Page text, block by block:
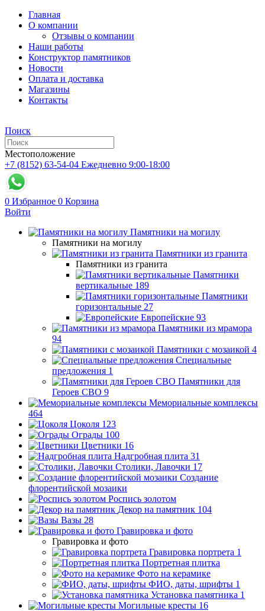
Главная
О компании
Отзывы о компании
Наши работы
Конструктор памятников
Новости
Оплата и доставка
Магазины
Контакты
Поиск
Местоположение
+7 (8152) 63-54-04 Ежедневно 9:00-18:00
0 Избранное 0 Корзина
Войти
Памятники на могилу
Памятники на могилу
Памятники из гранита
Памятники из гранита
Памятники
вертикальные 189
Памятники
горизонтальные 27
Европейские 93
Памятники из мрамора
94
Памятники с мозаикой 4
Специальные
предложения 1
Памятники для
Героев СВО 9
Мемориальные комплексы
464
Цоколя 123
Ограды 100
Цветники 16
Надгробная плита 31
Столики, Лавочки 17
Создание
флорентийской мозаики
Роспись золотом
Декор на памятник 104
Вазы 28
Гравировка и фото
Гравировка и фото
Гравировка портрета 1
Портретная плитка
Фото на керамике
ФИО, даты, шрифты 1
Установка памятника 1
Могильные кресты 16